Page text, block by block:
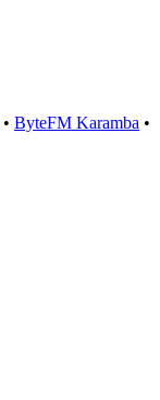
• ByteFM Karamba •